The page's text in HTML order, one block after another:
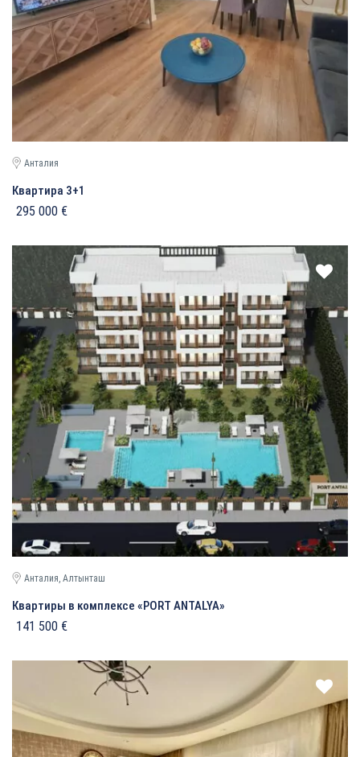
Анталия
Квартира 3+1
295 000 €
Анталия, Алтынташ
Квартиры в комплексе «PORT ANTALYA»
141 500 €